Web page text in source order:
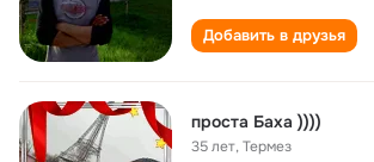
Добавить в друзья
проста Баха ))))
35 лет,Термез